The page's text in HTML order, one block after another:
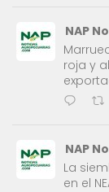
NAP
roja y
NAP
La
en el